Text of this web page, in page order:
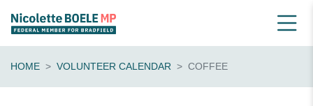
HOME VOLUNTEER CALENDAR COFFEE